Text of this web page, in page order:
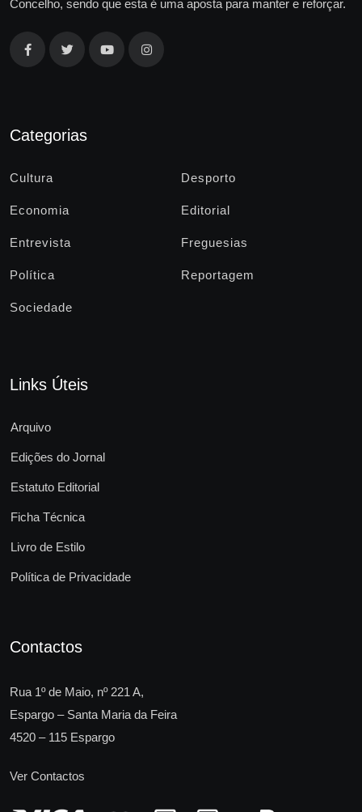
Concelho, sendo que esta é uma aposta para manter e reforçar.
Categorias
Cultura Desporto
Economia Editorial
Entrevista Freguesias
Política Reportagem
Sociedade
Links Úteis
Arquivo
Edições do Jornal
Estatuto Editorial
Ficha Técnica
Livro de Estilo
Política de Privacidade
Contactos
Rua 1º de Maio, nº 221 A,
Espargo – Santa Maria da Feira
4520 – 115 Espargo
Ver Contactos